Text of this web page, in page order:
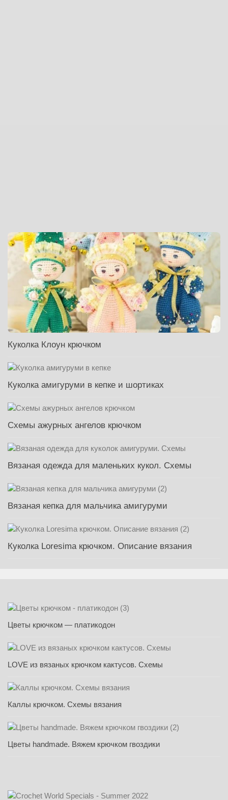
Куколка Клоун крючком
Куколка амигуруми в кепке и шортиках
Схемы ажурных ангелов крючком
Вязаная одежда для маленьких кукол. Схемы
Вязаная кепка для мальчика амигуруми
Куколка Loresima крючком. Описание вязания
Цветы крючком — платикодон
LOVE из вязаных крючком кактусов. Схемы
Каллы крючком. Схемы вязания
Цветы handmade. Вяжем крючком гвоздики